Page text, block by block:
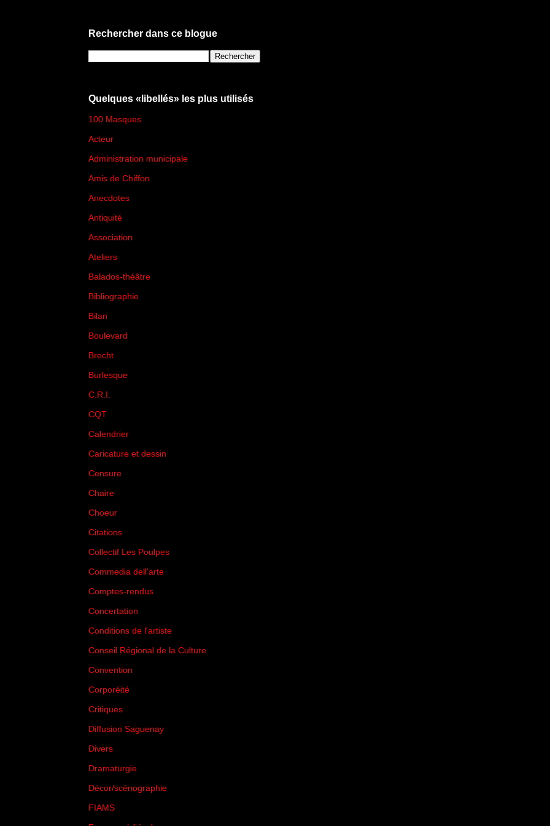
Rechercher dans ce blogue
Quelques «libellés» les plus utilisés
100 Masques
Acteur
Administration municipale
Amis de Chiffon
Anecdotes
Antiquité
Association
Ateliers
Balados-théâtre
Bibliographie
Bilan
Boulevard
Brecht
Burlesque
C.R.I.
CQT
Calendrier
Caricature et dessin
Censure
Chaire
Choeur
Citations
Collectif Les Poulpes
Commedia dell'arte
Comptes-rendus
Concertation
Conditions de l'artiste
Conseil Régional de la Culture
Convention
Corporéité
Critiques
Diffusion Saguenay
Divers
Dramaturgie
Décor/scénographie
FIAMS